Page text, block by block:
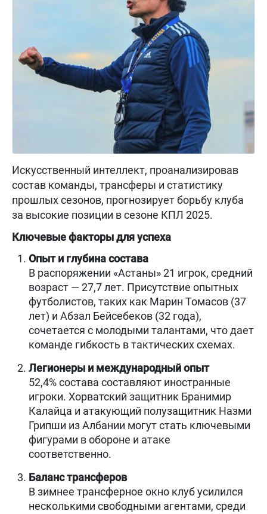
Искусственный интеллект, проанализировав
состав команды, трансферы и статистику
прошлых сезонов, прогнозирует борьбу клуба
за высокие позиции в сезоне КПЛ 2025.
Ключевые факторы для успеха
Опыт и глубина состава
В распоряжении «Астаны» 21 игрок, средний
возраст — 27,7 лет. Присутствие опытных
футболистов, таких как Марин Томасов (37
лет) и Абзал Бейсебеков (32 года),
сочетается с молодыми талантами, что дает
команде гибкость в тактических схемах.
Легионеры и международный опыт
52,4% состава составляют иностранные
игроки. Хорватский защитник Бранимир
Калайца и атакующий полузащитник Назми
Грипши из Албании могут стать ключевыми
фигурами в обороне и атаке
соответственно.
Баланс трансферов
В зимнее трансферное окно клуб усилился
несколькими свободными агентами, среди